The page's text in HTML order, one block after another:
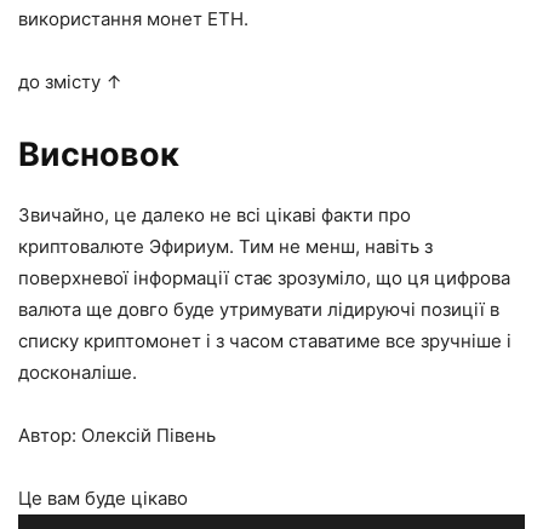
використання монет ЕТН.
до змісту ↑
Висновок
Звичайно, це далеко не всі цікаві факти про
криптовалюте Эфириум. Тим не менш, навіть з
поверхневої інформації стає зрозуміло, що ця цифрова
валюта ще довго буде утримувати лідируючі позиції в
списку криптомонет і з часом ставатиме все зручніше і
досконаліше.
Автор: Олексій Півень
Це вам буде цікаво